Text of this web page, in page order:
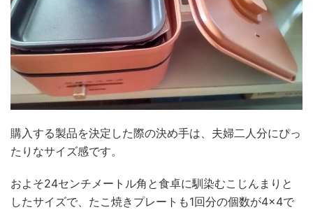
購入する製品を決定した際の決め手は、夫婦二人分にぴっ
たりなサイズ感です。
およそ24センチメートル角と食卓に馴染むこじんまりと
したサイズで、たこ焼きプレートも1回分の個数が4×4で